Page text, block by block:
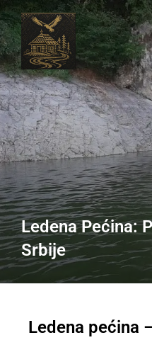
Ledena Pećina:
Srbije
Ledena pećina